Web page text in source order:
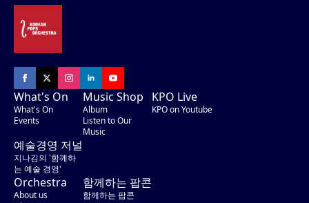
What's On
What's On
Events
Music Shop
Album
Listen to Our
Music
KPO Live
KPO on Youtube
예술경영 저널
지나김의 '함께하
는 예술 경영'
Orchestra
About us
함께하는 팝콘
함께하는 팝콘